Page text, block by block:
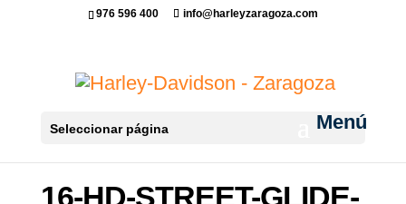
976 596 400 info@harleyzaragoza.com
Seleccionar página
16-HD-STREET-GLIDE-